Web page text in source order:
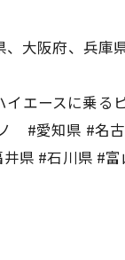
大阪府、兵庫
エースに乗る
#愛知県 #名
県 #石川県 #